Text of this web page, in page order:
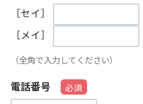
［セイ］
［メイ］
（全角で入力してください）
電話番号